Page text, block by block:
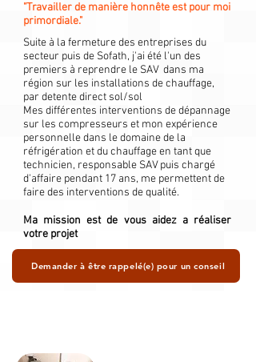
"Travailler de manière honnête est pour moi
primordiale."
Suite à la fermeture des entreprises du
secteur puis de Sofath, j'ai été l'un des
premiers à reprendre le SAV dans ma
région sur les installations de chauffage,
par detente direct sol/sol
Mes différentes interventions de dépannage
sur les compresseurs et mon expérience
personnelle dans le domaine de la
réfrigération et du chauffage en tant que
technicien, responsable SAV puis chargé
d'affaire pendant 17 ans, me permettent de
faire des interventions de qualité.
Ma mission est de vous aidez a réaliser
votre projet
Demander à être rappelé(e) pour un conseil